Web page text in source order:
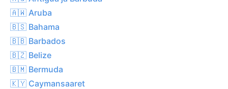
🇦🇼 Aruba
🇧🇸 Bahama
🇧🇧 Barbados
🇧🇿 Belize
🇧🇲 Bermuda
🇰🇾 Caymansaaret